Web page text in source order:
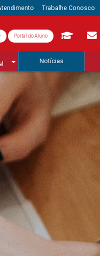
Trabalhe Conosco
Portal do Aluno
Notícias